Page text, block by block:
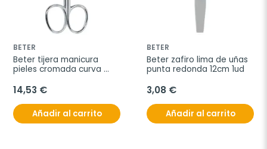
BETER
Beter tijera manicura
pieles cromada curva
14,53 €
Añadir al carrito
BETER
Beter zafiro lima de uñas
punta redonda 12cm 1ud
3,08 €
Añadir al carrito